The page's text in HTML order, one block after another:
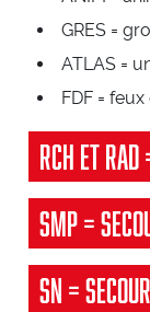
GRES =
ATLAS =
FDF =
RCH et
SMP =
SN =